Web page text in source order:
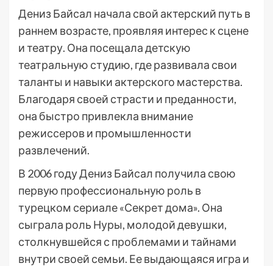
Дениз Байсал начала свой актерский путь в
раннем возрасте, проявляя интерес к сцене
и театру. Она посещала детскую
театральную студию, где развивала свои
таланты и навыки актерского мастерства.
Благодаря своей страсти и преданности,
она быстро привлекла внимание
режиссеров и промышленности
развлечений.
В 2006 году Дениз Байсал получила свою
первую профессиональную роль в
турецком сериале «Секрет дома». Она
сыграла роль Нуры, молодой девушки,
столкнувшейся с проблемами и тайнами
внутри своей семьи. Ее выдающаяся игра и